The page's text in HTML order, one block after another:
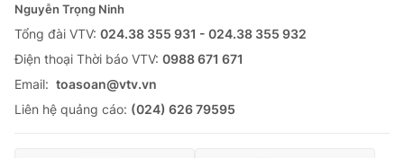
Nguyễn Trọng Ninh
Tổng đài VTV: 024.38 355 931 - 024.38 355 932
Ðiện thoại Thời báo VTV: 0988 671 671
Email: toasoan@vtv.vn
Liên hệ quảng cáo: (024) 626 79595